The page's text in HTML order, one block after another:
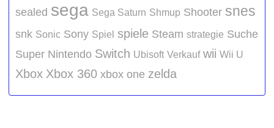
sealed sega Sega Saturn Shmup Shooter snes
snk Sonic Sony Spiel spiele Steam strategie Suche
Super Nintendo Switch Ubisoft Verkauf wii Wii U
Xbox Xbox 360 xbox one zelda